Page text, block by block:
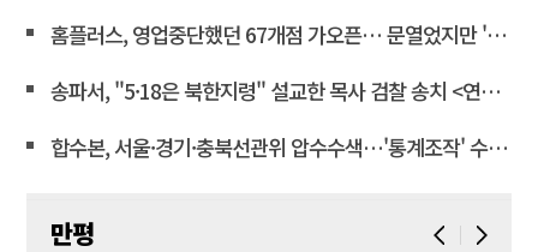
홈플러스, 영업중단했던 67개점 가오픈… 문열었지만 '텅빈 매대'
송파서, "5·18은 북한지령" 설교한 목사 검찰 송치 <연합뉴스>
합수본, 서울·경기·충북선관위 압수수색…'통계조작' 수사확대
만평